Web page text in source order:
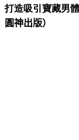
打造吸引寶藏男
圓神出版）